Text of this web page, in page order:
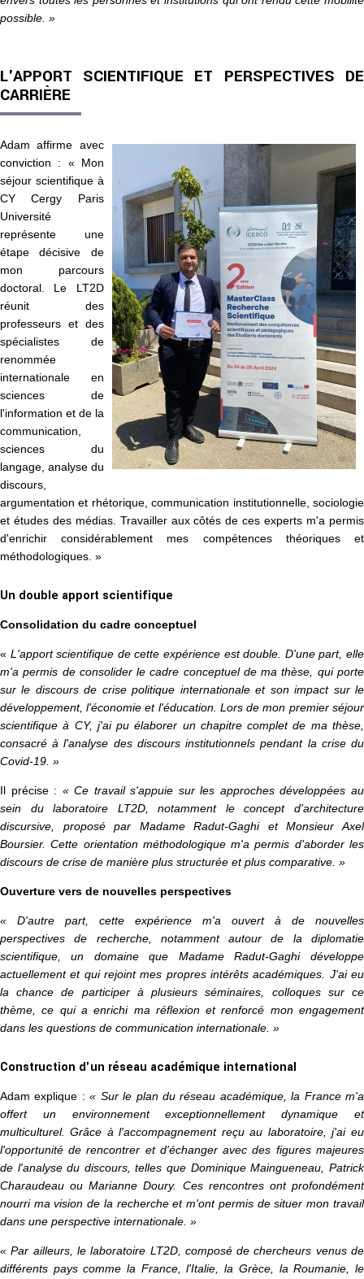
possible. »
L'APPORT SCIENTIFIQUE ET PERSPECTIVES DE
CARRIÈRE
Adam affirme avec
conviction : « Mon
séjour scientifique à
CY Cergy Paris
Université
représente une
étape décisive de
mon parcours
doctoral. Le LT2D
réunit des
professeurs et des
spécialistes de
renommée
internationale en
sciences de
l'information et de la
communication,
sciences du
langage, analyse du
discours,
argumentation et rhétorique, communication institutionnelle, sociologie
et études des médias. Travailler aux côtés de ces experts m'a permis
d'enrichir considérablement mes compétences théoriques et
méthodologiques. »
Un double apport scientifique
Consolidation du cadre conceptuel
« L'apport scientifique de cette expérience est double. D'une part, elle
m'a permis de consolider le cadre conceptuel de ma thèse, qui porte
sur le discours de crise politique internationale et son impact sur le
développement, l'économie et l'éducation. Lors de mon premier séjour
scientifique à CY, j'ai pu élaborer un chapitre complet de ma thèse,
consacré à l'analyse des discours institutionnels pendant la crise du
Covid-19. »
Il précise : « Ce travail s'appuie sur les approches développées au
sein du laboratoire LT2D, notamment le concept d'architecture
discursive, proposé par Madame Radut-Gaghi et Monsieur Axel
Boursier. Cette orientation méthodologique m'a permis d'aborder les
discours de crise de manière plus structurée et plus comparative. »
Ouverture vers de nouvelles perspectives
« D'autre part, cette expérience m'a ouvert à de nouvelles
perspectives de recherche, notamment autour de la diplomatie
scientifique, un domaine que Madame Radut-Gaghi développe
actuellement et qui rejoint mes propres intérêts académiques. J'ai eu
la chance de participer à plusieurs séminaires, colloques sur ce
thème, ce qui a enrichi ma réflexion et renforcé mon engagement
dans les questions de communication internationale. »
Construction d'un réseau académique international
Adam explique : « Sur le plan du réseau académique, la France m'a
offert un environnement exceptionnellement dynamique et
multiculturel. Grâce à l'accompagnement reçu au laboratoire, j'ai eu
l'opportunité de rencontrer et d'échanger avec des figures majeures
de l'analyse du discours, telles que Dominique Maingueneau, Patrick
Charaudeau ou Marianne Doury. Ces rencontres ont profondément
nourri ma vision de la recherche et m'ont permis de situer mon travail
dans une perspective internationale. »
« Par ailleurs, le laboratoire LT2D, composé de chercheurs venus de
différents pays comme la France, l'Italie, la Grèce, la Roumanie, le